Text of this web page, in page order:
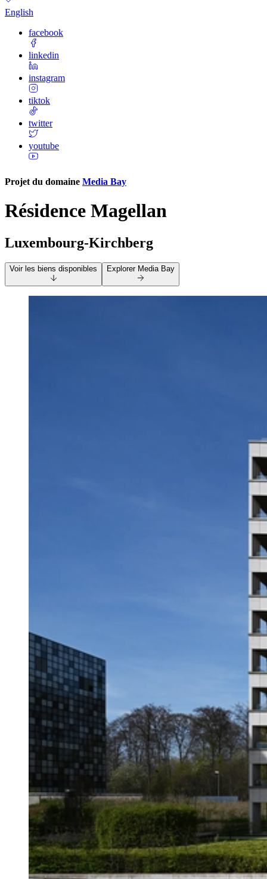
English
facebook
linkedin
instagram
tiktok
twitter
youtube
Projet du domaine Media Bay
Résidence Magellan
Luxembourg-Kirchberg
Voir les biens disponibles Explorer Media Bay